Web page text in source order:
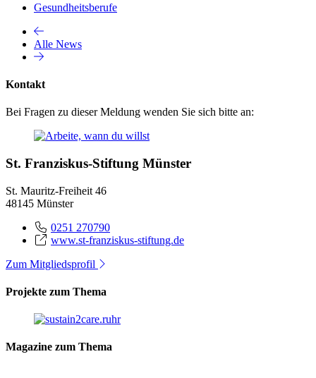
Gesundheitsberufe
Alle News
Kontakt
Bei Fragen zu dieser Meldung wenden Sie sich bitte an:
St. Franziskus-Stiftung Münster
St. Mauritz-Freiheit 46
48145 Münster
0251 270790
www.st-franziskus-stiftung.de
Zum Mitgliedsprofil
Projekte zum Thema
Magazine zum Thema